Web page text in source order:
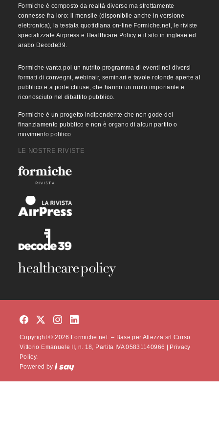
Formiche è composto da realtà diverse ma strettamente
connesse fra loro: il mensile (disponibile anche in versione
elettronica), la testata quotidiana on-line Formiche.net, le riviste
specializzate Airpress e Healthcare Policy e il sito in inglese ed
arabo Decode39.
Formiche vanta poi un nutrito programma di eventi nei diversi
formati di convegni, webinair, seminari e tavole rotonde aperte al
pubblico e a porte chiuse, che hanno un ruolo importante e
riconosciuto nel dibattito pubblico.
Formiche è un progetto indipendente che non gode del
finanziamento pubblico e non è organo di alcun partito o
movimento politico.
LE NOSTRE RIVISTE
Copyright © 2026 Formiche.net. – Base per Altezza srl Corso
Vittorio Emanuele II, n. 18, Partita IVA 05831140966 | Privacy
Policy.
Powered by